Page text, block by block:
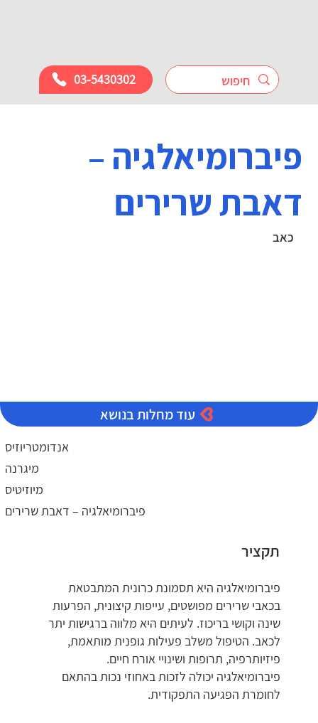
03-5430302
תקציר
פיברומיאלגיה היא תסמונת כרונית המתבטאת
בכאבי שרירים מפושטים, עייפות קיצונית, הפרעות
שינה וקושי בריכוז. לעיתים היא מלווה ברגישות יתר
לכאב. הטיפול משלב פעילות גופנית מותאמת,
פיזיותרפיה, תרופות ושינויי אורח חיים.
פיברומיאלגיה יכולה לזכות באחוזי נכות בהתאם
לחומרת הפגיעה התפקודית.
עוד מחלות בנושא
אנדומטריוזיס
מיגרנה
מיוזיטיס
פיברומיאלגיה – דאבת שרירים
פיברומיאלגיה –
דאבת שרירים
כאב